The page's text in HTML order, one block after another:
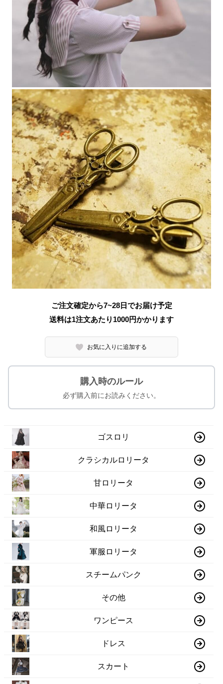
ご注文確定から7~28日でお届け予定
送料は1注文あたり 1000円かかります
お気に入りに追加する
購入時のルール
必ず購入前にお読みください。
ゴスロリ
クラシカルロリータ
甘ロリータ
中華ロリータ
和風ロリータ
軍服ロリータ
スチームパンク
その他
ワンピース
ドレス
スカート